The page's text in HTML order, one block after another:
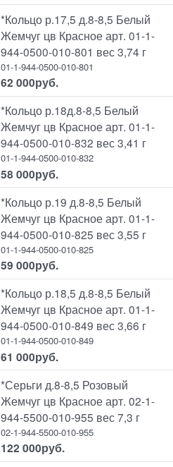
*Кольцо р.17,5 д.8-8,5 Белый
Жемчуг цв Красное арт. 01-1-
944-0500-010-801 вес 3,74 г
01-1-944-0500-010-801
62 000руб.
*Кольцо р.18д.8-8,5 Белый
Жемчуг цв Красное арт. 01-1-
944-0500-010-832 вес 3,41 г
01-1-944-0500-010-832
58 000руб.
*Кольцо р.19 д.8-8,5 Белый
Жемчуг цв Красное арт. 01-1-
944-0500-010-825 вес 3,55 г
01-1-944-0500-010-825
59 000руб.
*Кольцо р.18,5 д.8-8,5 Белый
Жемчуг цв Красное арт. 01-1-
944-0500-010-849 вес 3,66 г
01-1-944-0500-010-849
61 000руб.
*Серьги д.8-8,5 Розовый
Жемчуг цв Красное арт. 02-1-
944-5500-010-955 вес 7,3 г
02-1-944-5500-010-955
122 000руб.